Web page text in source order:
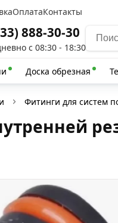
ОплатаКонтакты
888-30-30
с 08:30 - 18:30
Доска обрезная
Фитинги для систем